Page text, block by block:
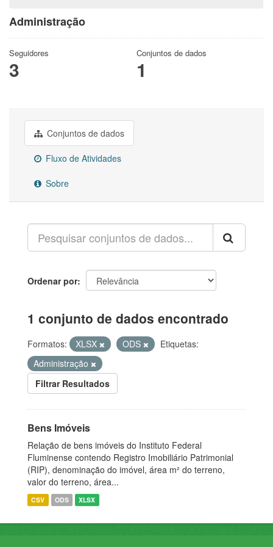
Administração
Seguidores
3
Conjuntos de dados
1
Conjuntos de dados
Fluxo de Atividades
Sobre
Ordenar por
1 conjunto de dados encontrado
Formatos: XLSX ODS
Etiquetas:
Administração
Filtrar Resultados
Bens Imóveis
Relação de bens imóveis do Instituto Federal
Fluminense contendo Registro Imobiliário Patrimonial
(RIP), denominação do imóvel, área m² do terreno,
valor do terreno, área...
CSV ODS XLSX